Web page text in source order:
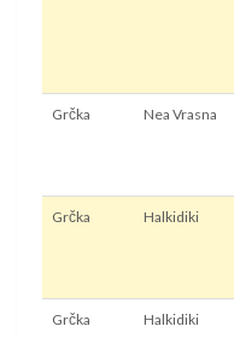
Grčka Nea Vrasna
Grčka Halkidiki
Grčka Halkidiki